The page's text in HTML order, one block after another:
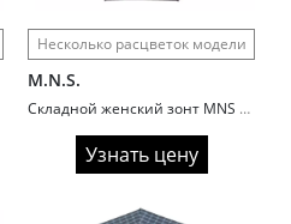
Несколько расцветок модели
M.N.S.
Складной женский зонт MNS 534 сатин
Узнать цену